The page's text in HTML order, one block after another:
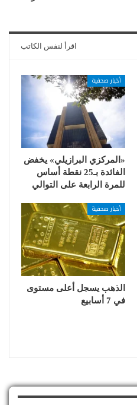
اقرأ لنفس الكاتب
أخبار صحفية
«المركزي البرازيلي» يخفض
الفائدة بـ25 نقطة أساس
للمرة الرابعة على التوالي
أخبار صحفية
الذهب يسجل أعلى مستوى
في 7 أسابيع